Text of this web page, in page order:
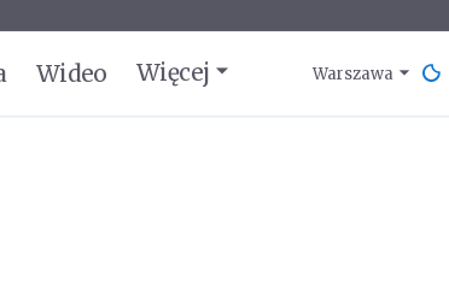
Wideo Więcej Warszawa